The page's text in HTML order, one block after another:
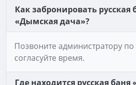
Как забронировать русская
«Дымская дача»?
Позвоните администратору по
согласуйте время.
Где находится русская